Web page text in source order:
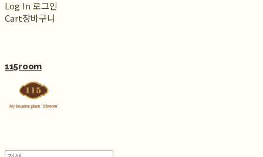
Log In 로그인
Cart장바구니
115room